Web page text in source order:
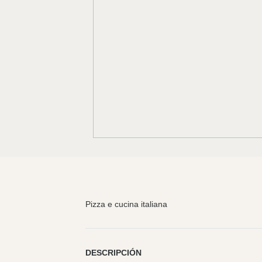
Pizza e cucina italiana
DESCRIPCIÓN